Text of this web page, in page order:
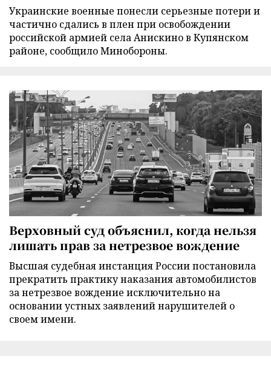
Украинские военные понесли серьезные потери и
частично сдались в плен при освобождении
российской армией села Анискино в Купянском
районе, сообщило Минобороны.
Верховный суд объяснил, когда нельзя
лишать прав за нетрезвое вождение
Высшая судебная инстанция России постановила
прекратить практику наказания автомобилистов
за нетрезвое вождение исключительно на
основании устных заявлений нарушителей о
своем имени.